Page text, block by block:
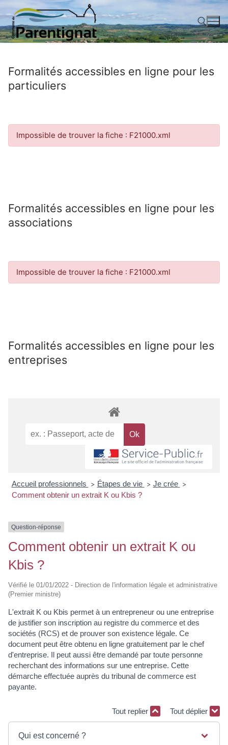
Aller
contenu
Formalités accessibles en ligne pour les
particuliers
Impossible de trouver la fiche : F21000.xml
Formalités accessibles en ligne pour les
associations
Impossible de trouver la fiche : F21000.xml
Formalités accessibles en ligne pour les
entreprises
Accueil professionnels > Étapes de vie > Je crée >
Comment obtenir un extrait K ou Kbis ?
Question-réponse
Comment obtenir un extrait K ou
Kbis ?
Vérifié le 01/01/2022 - Direction de l'information légale et administrative
(Premier ministre)
L'extrait K ou Kbis permet à un entrepreneur ou une entreprise
de justifier son inscription au registre du commerce et des
sociétés (RCS) et de prouver son existence légale. Ce
document peut être obtenu en ligne gratuitement par le chef
d'entreprise. Il peut aussi être demandé par toute personne
recherchant des informations sur une entreprise. Cette
démarche effectuée auprès du tribunal de commerce est
payante.
Tout replier Tout déplier
Qui est concerné ?